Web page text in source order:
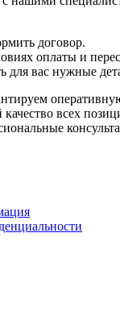
договор.
оплаты и
для вас нужные
всех